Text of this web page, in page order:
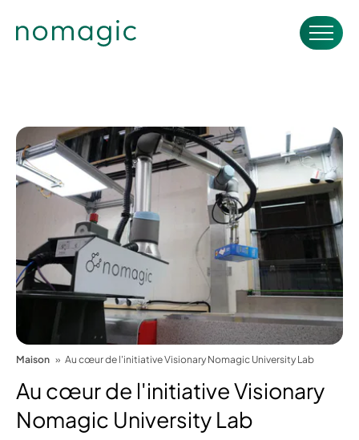
Maison Au cœur de l'initiative Visionary Nomagic University Lab
Au cœur de l'initiative Visionary
Nomagic University Lab